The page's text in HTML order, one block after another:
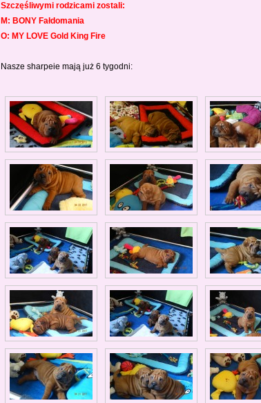
Szczęśliwymi rodzicami zostali:
M: BONY Fałdomania
O: MY LOVE Gold King Fire
Nasze sharpeie mają już 6 tygodni: